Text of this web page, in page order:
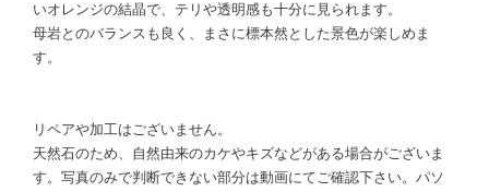
いオレンジの結晶で、テリや透明感も十分に見られます。
母岩とのバランスも良く、まさに標本然とした景色が楽しめま
す。
リペアや加工はございません。
天然石のため、自然由来のカケやキズなどがある場合がございま
す。写真のみで判断できない部分は動画にてご確認下さい。パソ